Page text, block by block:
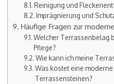
Reinigung und
Imprägnierung und
Häufige Fragen zur
Welcher Terrassenbelag
Pflege?
Wie kann ich meine
Was kostet eine
Terrassensteinen?